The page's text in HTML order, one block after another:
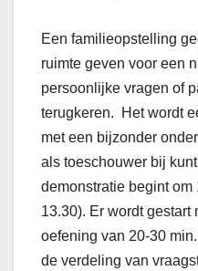
Een familieopstelling
ruimte geven voor een
persoonlijke vragen of
terugkeren. Het wordt
met een bijzonder
als toeschouwer bij
demonstratie begint
13.30). Er wordt gestart
oefening van 20-30
de verdeling van